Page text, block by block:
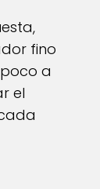
fino
a
el